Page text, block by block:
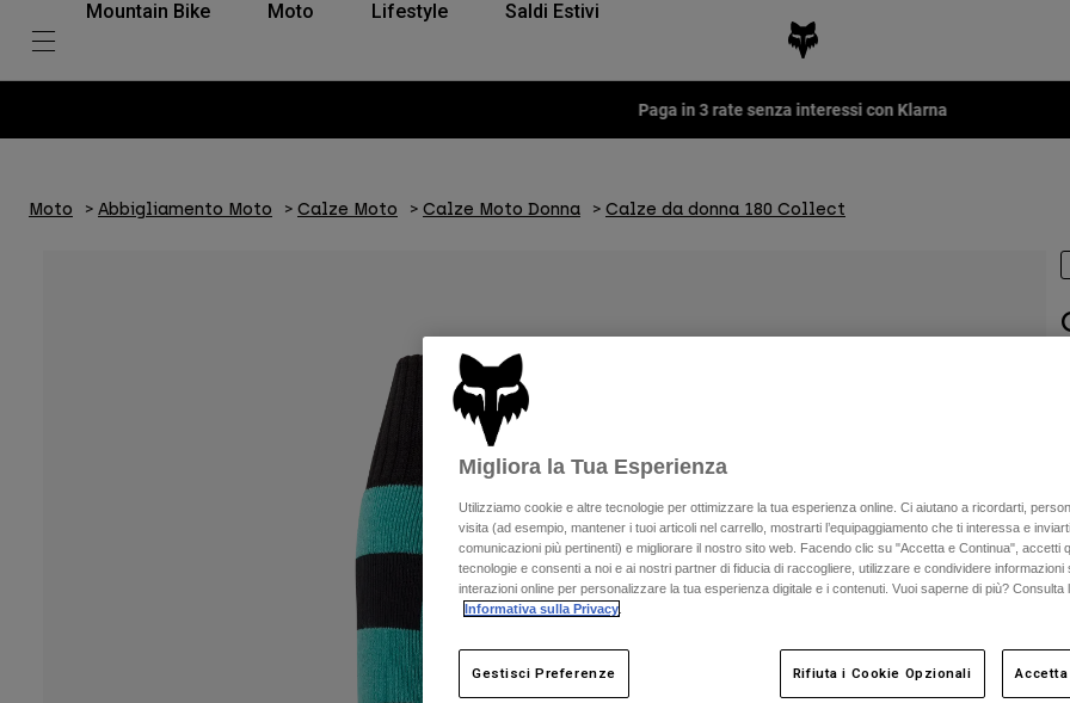
Mountain Bike Moto Lifestyle Saldi Estivi
Paga in 3 rate senza interessi con Klarna
Moto Abbigliamento Moto Calze Moto Calze Moto Donna Calze da donna 180 Collect
Migliora la Tua Esperienza
Utilizziamo cookie e altre tecnologie per ottimizzare la tua esperienza online. Ci aiutano a ricordarti,
visita (ad esempio, mantener i tuoi articoli nel carrello, mostrarti l’equipaggiamento che ti interessa e
comunicazioni più pertinenti) e migliorare il nostro sito web. Facendo clic su "Accetta e Continua", accetti
tecnologie e consenti a noi e ai nostri partner di fiducia di raccogliere, utilizzare e condividere informazioni
interazioni online per personalizzare la tua esperienza digitale e i contenuti. Vuoi saperne di più? Consulta
Informativa sulla Privacy
Gestisci Preferenze Rifiuta i Cookie Opzionali